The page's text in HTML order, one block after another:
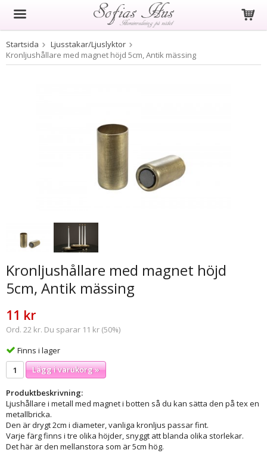
Produkten har blivit tillagd i varukorgen
Startsida
Ljusstakar/Ljuslyktor
Kronljushållare med magnet höjd 5cm, Antik mässing
Kronljushållare med magnet höjd
5cm, Antik mässing
11 kr
Ord. 22 kr. Du sparar 11 kr (50%)
Finns i lager
Lägg i varukorg »
Produktbeskrivning:
Ljushållare i metall med magnet i botten så du kan sätta den på tex en
metallbricka.
Den är drygt 2cm i diameter, vanliga kronljus passar fint.
Varje färg finns i tre olika höjder, snyggt att blanda olika storlekar.
Det här är den mellanstora som är 5cm hög.